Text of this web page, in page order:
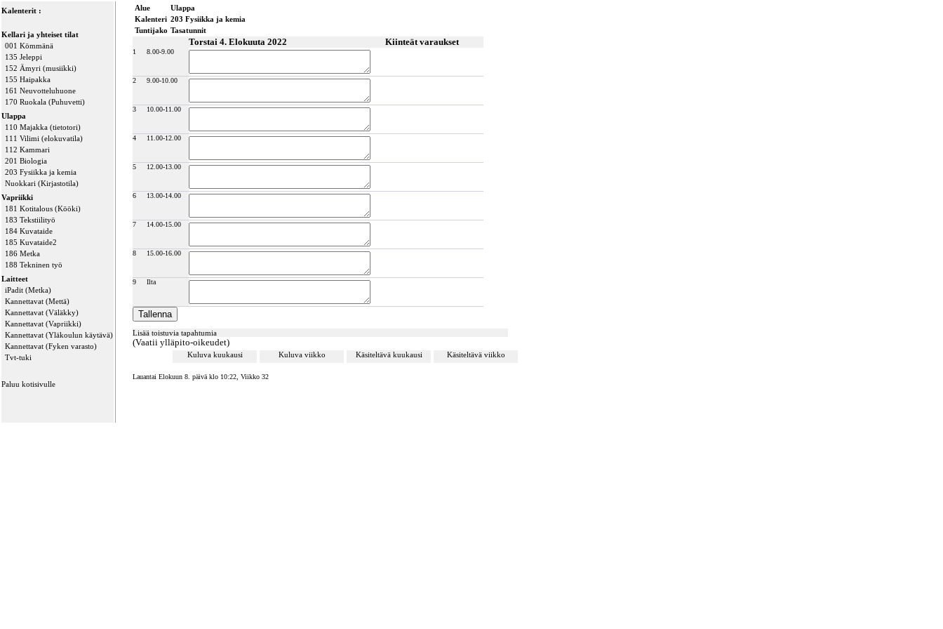
Kalenterit :
Kellari ja yhteiset tilat
001 Kömmänä
135 Jeleppi
152 Ämyri (musiikki)
155 Haipakka
161 Neuvotteluhuone
170 Ruokala (Puhuvetti)
Ulappa
110 Majakka (tietotori)
111 Vilimi (elokuvatila)
112 Kammari
201 Biologia
203 Fysiikka ja kemia
Nuokkari (Kirjastotila)
Vapriikki
181 Kotitalous (Kööki)
183 Tekstiilityö
184 Kuvataide
185 Kuvataide2
186 Metka
188 Tekninen työ
Laitteet
iPadit (Metka)
Kannettavat (Mettä)
Kannettavat (Väläkky)
Kannettavat (Vapriikki)
Kannettavat (Yläkoulun käytävä)
Kannettavat (Fyken varasto)
Tvt-tuki
Paluu kotisivulle
Alue
Ulappa
Kalenteri 203 Fysiikka ja kemia
Tuntijako Tasatunnit
Torstai 4. Elokuuta 2022 Kiinteät varaukset
1 8.00-9.00
2 9.00-10.00
3 10.00-11.00
4 11.00-12.00
5 12.00-13.00
6 13.00-14.00
7 14.00-15.00
8 15.00-16.00
9 Ilta
Lisää toistuvia tapahtumia
(Vaatii ylläpito-oikeudet)
Kuluva kuukausi Kuluva viikko Käsiteltävä kuukausi Käsiteltävä viikko
Lauantai Elokuun 8. päivä klo 10:22, Viikko 32